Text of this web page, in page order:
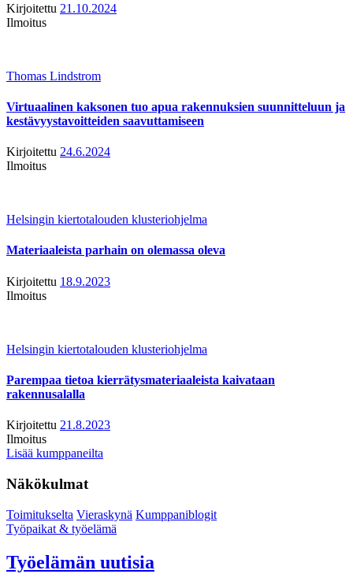
Kirjoitettu 21.10.2024
Ilmoitus
Thomas Lindstrom
Virtuaalinen kaksonen tuo apua rakennuksien suunnitteluun ja
kestävyystavoitteiden saavuttamiseen
Kirjoitettu 24.6.2024
Ilmoitus
Helsingin kiertotalouden klusteriohjelma
Materiaaleista parhain on olemassa oleva
Kirjoitettu 18.9.2023
Ilmoitus
Helsingin kiertotalouden klusteriohjelma
Parempaa tietoa kierrätysmateriaaleista kaivataan
rakennusalalla
Kirjoitettu 21.8.2023
Ilmoitus
Lisää kumppaneilta
Näkökulmat
Toimitukselta Vieraskynä Kumppaniblogit
Työpaikat & työelämä
Työelämän uutisia